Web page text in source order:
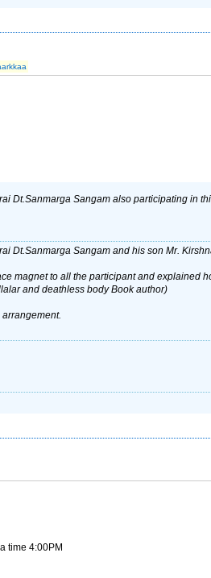
Dt.Sanmarga Sangam also participating in
Dt.Sanmarga Sangam and his son Mr.
magnet to all the participant and explained
and deathless body Book author)
time 4:00PM